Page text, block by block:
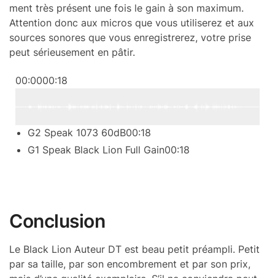
ment très présent une fois le gain à son maxi­mum.
Atten­tion donc aux micros que vous utili­se­rez et aux
sources sonores que vous enre­gis­tre­rez, votre prise
peut sérieu­se­ment en pâtir.
00:0000:18
G2 Speak 1073 60dB00:18
G1 Speak Black Lion Full Gain00:18
Conclu­sion
Le Black Lion Auteur DT est beau petit préam­pli. Petit
par sa taille, par son encom­bre­ment et par son prix,